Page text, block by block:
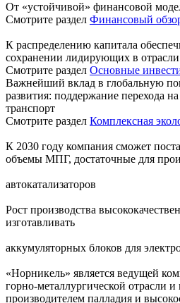
От «устойчивой» финансовой
Смотрите раздел Финансовый
К распределению капитала
сохранении лидирующих в отрасли
Смотрите раздел Основные
Важнейший вклад в глобальную
развития: поддержание перехода
транспорт
Смотрите раздел Комплексная
К 2030 году компания сможет
объемы МПГ, достаточные для
автокатализаторов
Рост производства
изготавливать
аккумуляторных блоков для
«Норникель» является ведущей
горно-металлургической
производителем палладия и